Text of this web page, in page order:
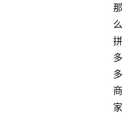
那
么
拼
多
多
商
家